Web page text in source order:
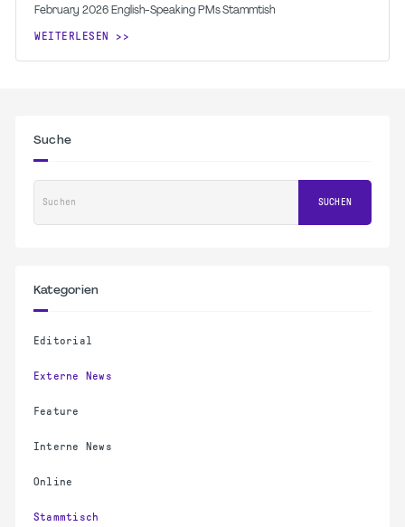
February 2026 English-Speaking PMs Stammtish
WEITERLESEN
Suche
Suchen SUCHEN
Kategorien
Editorial
Externe News
Feature
Interne News
Online
Stammtisch